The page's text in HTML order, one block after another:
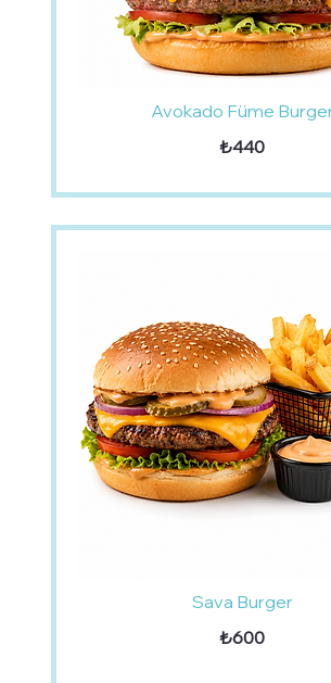
Avokado Füme
₺440
Sava Burger
₺600